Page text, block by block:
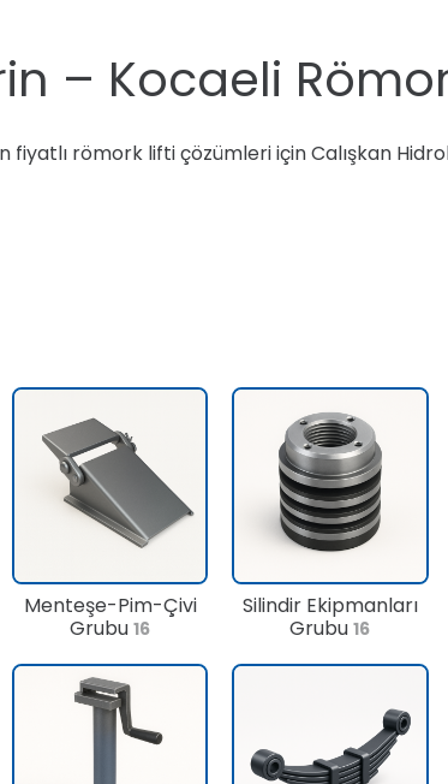
– Kocaeli
fiyatlı römork lifti çözümleri için Calışkan
Menteşe-Pim-Çivi
Grubu16
Silindir Ekipmanları
Grubu16